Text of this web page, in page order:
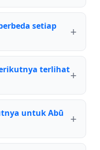
setiap
terlihat
untuk Abū